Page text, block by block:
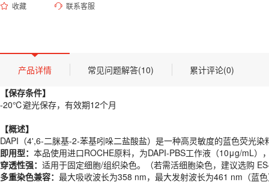
收藏 联系客服
产品描述
【保存条件】
-20℃避光保存，有效期12个月
【概述】
即用型：
穿透性强： 适用于固定细胞/组织染色。（若需活细胞染色，建议选购
多重染色兼容：最大吸收波长为358 nm，最大发射波长为461 nm（蓝
【使用方法】
产品详情 常见问题解答(10)
累计评论(0)
【保存条件】
-20℃避光保存，有效期12个月
【概述】
DAPI（4',6-二脒基-2-苯基吲哚二盐酸盐）是一种高灵敏度的蓝色荧光
即用型： 本品使用进口ROCHE原料，为DAPI-PBS工作液（10μg/mL
穿透性强： 适用于固定细胞/组织染色。（若需活细胞染色，建议选购
多重染色兼容： 最大吸收波长为358 nm，最大发射波长为461 nm（蓝